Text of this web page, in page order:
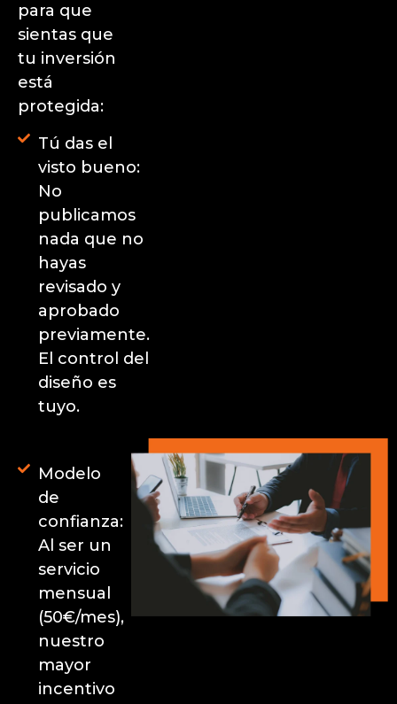
para que
sientas que
tu inversión
está
protegida:
Tú das el
visto bueno:
No
publicamos
nada que no
hayas
revisado y
aprobado
previamente.
El control del
diseño es
tuyo.
Modelo
de
confianza:
Al ser un
servicio
mensual
(50€/mes),
nuestro
mayor
incentivo